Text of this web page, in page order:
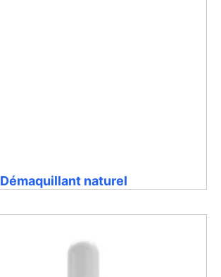
Démaquillant naturel